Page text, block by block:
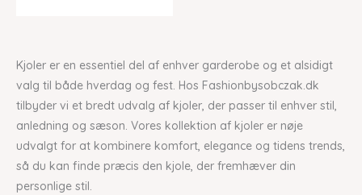
Kjoler er en essentiel del af enhver garderobe og et alsidigt
valg til både hverdag og fest. Hos Fashionbysobczak.dk
tilbyder vi et bredt udvalg af kjoler, der passer til enhver stil,
anledning og sæson. Vores kollektion af kjoler er nøje
udvalgt for at kombinere komfort, elegance og tidens trends,
så du kan finde præcis den kjole, der fremhæver din
personlige stil.